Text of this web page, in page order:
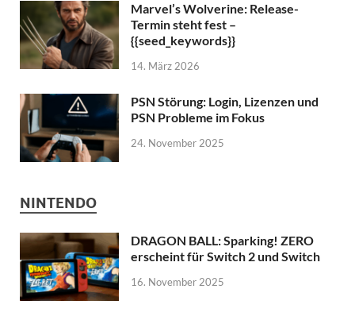
Marvel’s Wolverine: Release-
Termin steht fest –
{{seed_keywords}}
14. März 2026
PSN Störung: Login, Lizenzen und
PSN Probleme im Fokus
24. November 2025
NINTENDO
DRAGON BALL: Sparking! ZERO
erscheint für Switch 2 und Switch
16. November 2025